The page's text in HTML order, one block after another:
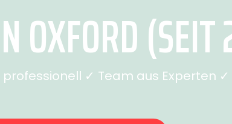
OXFORD
✓ Team aus Experten